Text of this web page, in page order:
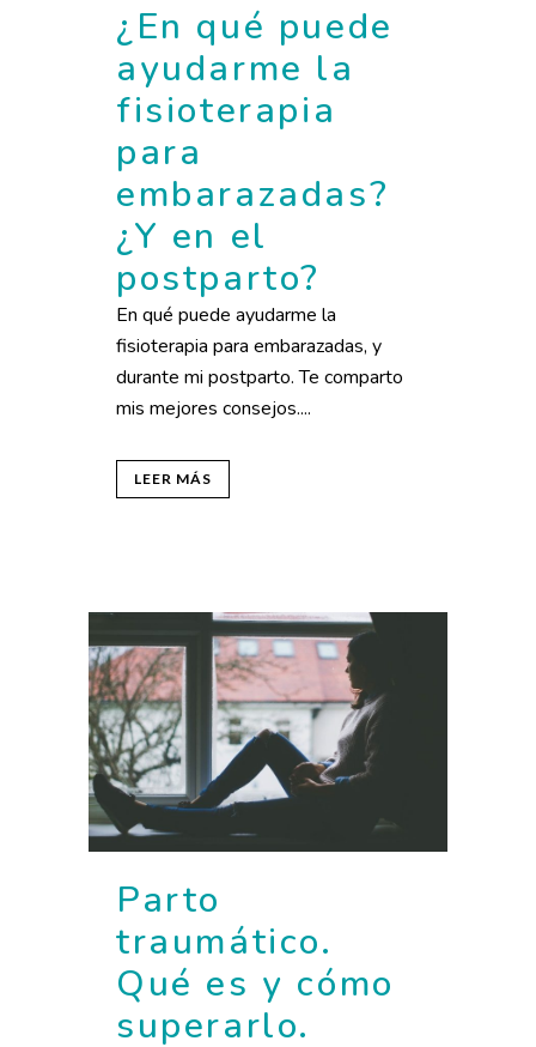
¿En qué puede
ayudarme la
fisioterapia
para
embarazadas?
¿Y en el
postparto?
En qué puede ayudarme la
fisioterapia para embarazadas, y
durante mi postparto. Te comparto
mis mejores consejos....
LEER MÁS
Parto
traumático.
Qué es y cómo
superarlo.